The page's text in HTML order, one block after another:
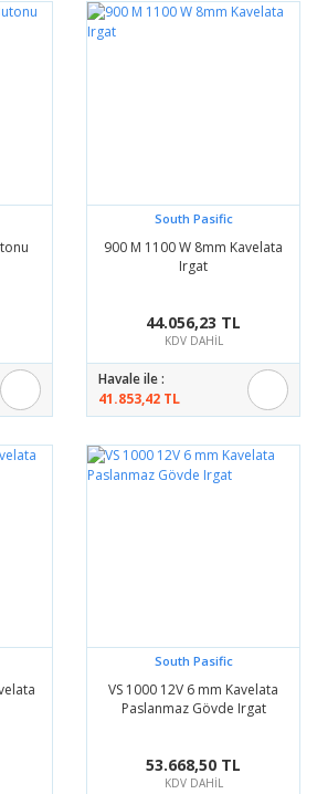
South Pasific
900 M 1100 W 8mm Kavelata
Irgat
44.056,23 TL
KDV DAHİL
Havale ile :
41.853,42 TL
South Pasific
VS 1000 12V 6 mm Kavelata
Paslanmaz Gövde Irgat
53.668,50 TL
KDV DAHİL